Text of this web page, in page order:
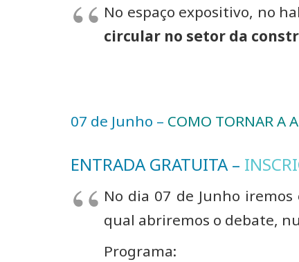
No espaço expositivo, no
circular no setor da
07 de Junho – COMO TORNAR A
ENTRADA GRATUITA –
No dia 07 de Junho
qual abriremos o debate,
Programa: